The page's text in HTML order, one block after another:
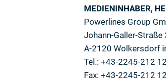
MEDIENINHABER,
Powerlines Group
Johann-Galler-Straße
A-2120 Wolkersdorf
Tel.: +43-2245-212
Fax: +43-2245-212